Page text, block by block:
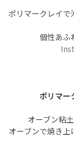
ポリマークレイ
個性あふ
ポリマ
オーブン粘
オーブンで焼き